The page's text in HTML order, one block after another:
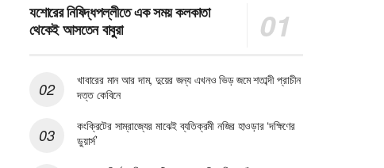
যশোরের নিষিদ্ধপল্লীতে এক সময় কলকাতা
থেকেই আসতেন বাবুরা
খাবারের মান আর দাম, দুয়ের জন্য এখনও ভিড় জমে শতাব্দী প্রাচীন
দত্ত কেবিনে
কংক্রিটের সাম্রাজ্যের মাঝেই ব্যতিক্রমী নজির হাওড়ার ‘দক্ষিণের
ডুয়ার্স’